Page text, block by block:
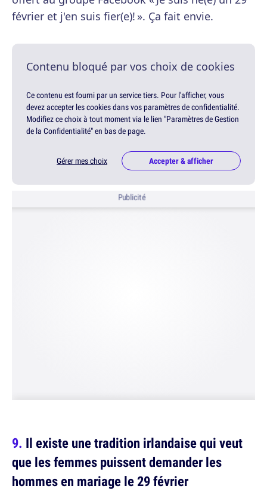
février et j'en suis fier(e)! ». Ça fait envie.
Contenu bloqué par vos choix de cookies
Ce contenu est fourni par un service tiers. Pour l'afficher, vous
devez accepter les cookies dans vos paramètres de confidentialité.
Modifiez ce choix à tout moment via le lien "Paramètres de Gestion
de la Confidentialité" en bas de page.
Gérer mes choix Accepter & afficher
Publicité
Il existe une tradition irlandaise qui veut
que les femmes puissent demander les
hommes en mariage le 29 février